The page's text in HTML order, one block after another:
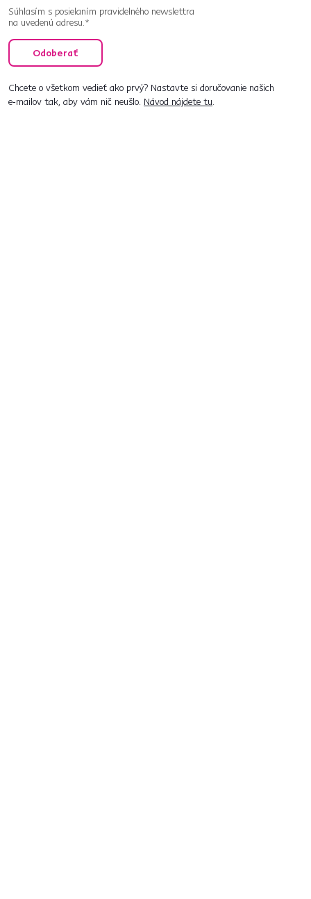
Súhlasím s posielaním pravidelného newslettra
na uvedenú adresu.*
Odoberať
Chcete o všetkom vedieť ako prvý? Nastavte si doručovanie našich
e‑mailov tak, aby vám nič neušlo. Návod nájdete tu.